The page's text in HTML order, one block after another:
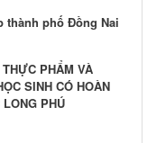
thành phố Đồng Nai
PHẨM VÀ
SINH CÓ HOÀN
PHÚ